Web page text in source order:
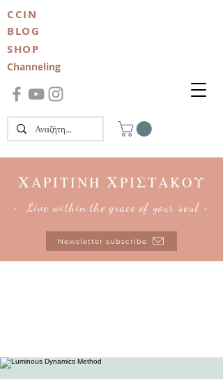
ΧΑΡΙΤΙΝΗ ΧΡΙΣΤΑΚΟΥ
~ Live within the grace of your soul ~
Newsletter subscribe
CCIN
BLOG
SHOP
Channeling